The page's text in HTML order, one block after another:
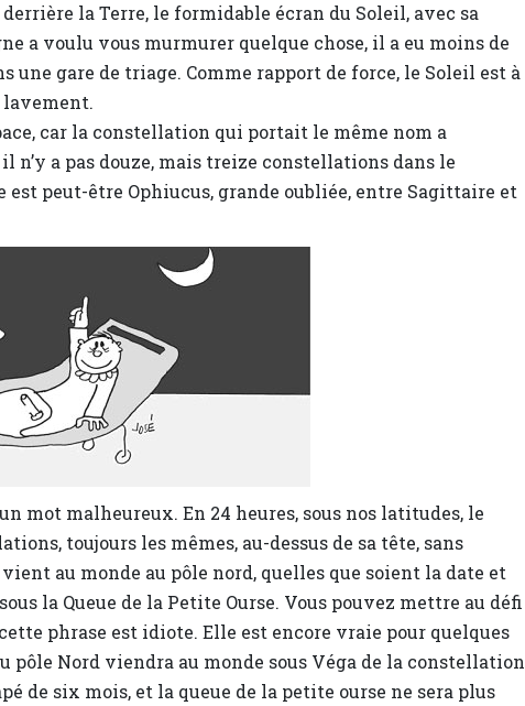
la Terre, le formidable écran du Soleil, avec sa
a voulu vous murmurer quelque chose, il a eu moins de
une gare de triage. Comme rapport de force, le Soleil est à
lavement.
car la constellation qui portait le même nom a
il n’y a pas douze, mais treize constellations dans le
est peut-être Ophiucus, grande oubliée, entre Sagittaire et
mot malheureux. En 24 heures, sous nos latitudes, le
toujours les mêmes, au-dessus de sa tête, sans
au monde au pôle nord, quelles que soient la date et
la Queue de la Petite Ourse. Vous pouvez mettre au défi
phrase est idiote. Elle est encore vraie pour quelques
pôle Nord viendra au monde sous Véga de la constellation
de six mois, et la queue de la petite ourse ne sera plus